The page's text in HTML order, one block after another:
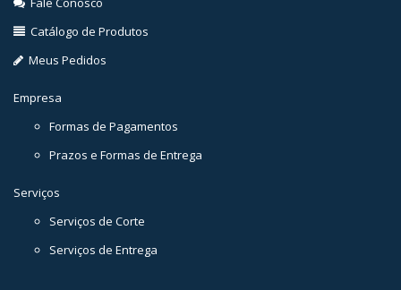
Catálogo de Produtos
Meus Pedidos
Empresa
Formas de Pagamentos
Prazos e Formas de Entrega
Serviços
Serviços de Corte
Serviços de Entrega